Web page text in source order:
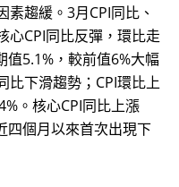
趨緩。3月CPI同比、
心CPI同比反彈，環比走
值5.1%，較前值6%大幅
比下滑趨勢；CPI環比上
。核心CPI同比上漲
四個月以來首次出現下